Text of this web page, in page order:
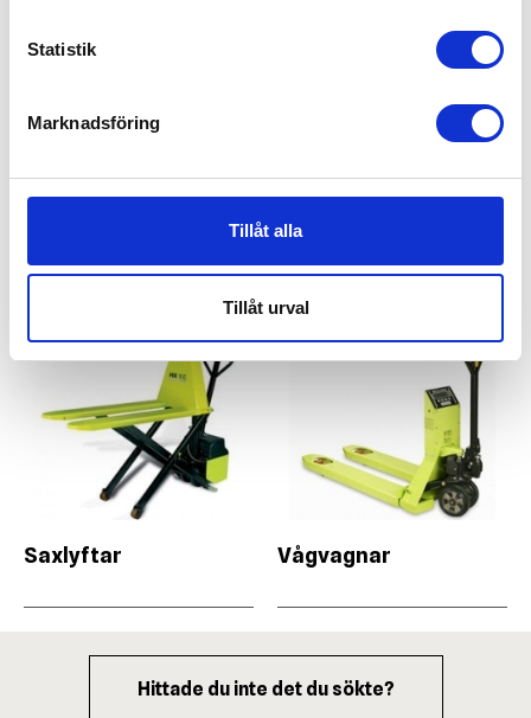
Statistik
Marknadsföring
Tillåt alla
Tillåt urval
Pramac HX10 Saxlyftbord
Saxlyftar Vågvagnar
Hittade du inte det du sökte?